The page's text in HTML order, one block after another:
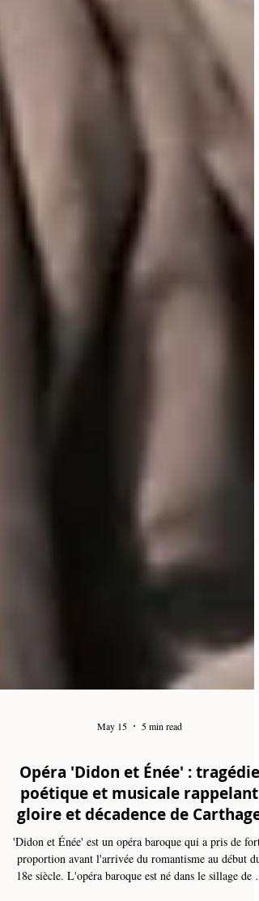
May 15 5 min read
Opéra 'Didon et Énée' : tragédie
poétique et musicale rappelant
gloire et décadence de Carthage